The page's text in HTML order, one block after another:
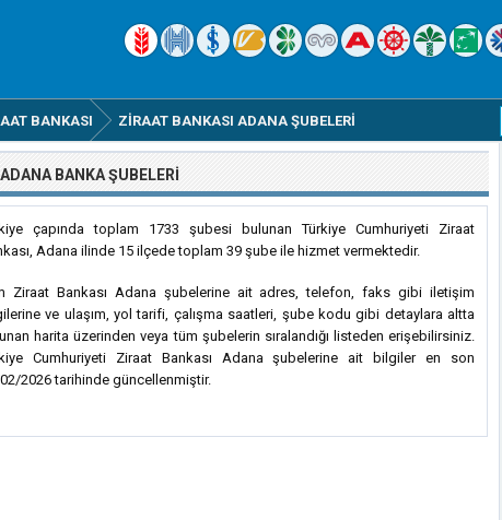
BANKASI ZIRAAT BANKASI ADANA ŞUBELERI
BANKA ŞUBELERI
çapında toplam 1733 şubesi bulunan Türkiye Cumhuriyeti Ziraat
Adana ilinde 15 ilçede toplam 39 şube ile hizmet vermektedir.
Ziraat Bankası Adana şubelerine ait adres, telefon, faks gibi iletişim
ve ulaşım, yol tarifi, çalışma saatleri, şube kodu gibi detaylara altta
harita üzerinden veya tüm şubelerin sıralandığı listeden erişebilirsiniz.
Cumhuriyeti Ziraat Bankası Adana şubelerine ait bilgiler en son
2026 tarihinde güncellenmiştir.